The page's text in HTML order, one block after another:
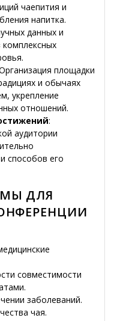
чаепития и
напитка.
данных и
площадки
и обычаях
укрепление
отношений.
:
аудитории
способов его
ДЛЯ
совместимости
заболеваний.
чая.